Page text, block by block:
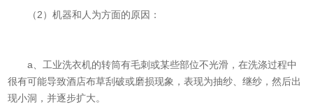
（2）机器和人为方面的原因：
a、工业洗衣机的转筒有毛刺或某些部位不光滑，在洗涤过程中
很有可能导致酒店布草刮破或磨损现象，表现为抽纱、继纱，然后出
现小洞，并逐步扩大。